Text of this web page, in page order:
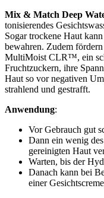
Mix & Match Deep
tonisierendes
Sogar trockene Haut
bewahren. Zudem
MultiMoist CLR™, ein
Fruchtzuckern, ihre
Haut so vor negativen
strahlend und gestrafft.
Anwendung:
Vor Gebrauch gut
Dann ein wenig
gereinigten Haut
Warten, bis der
Danach kann bei
einer